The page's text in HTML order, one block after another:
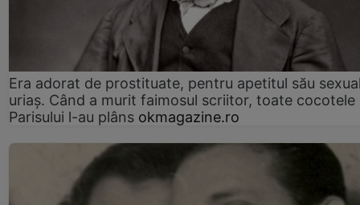
Era adorat de prostituate, pentru apetitul său
uriaș. Când a murit faimosul scriitor, toate cocotele
Parisului l-au plâns okmagazine.ro